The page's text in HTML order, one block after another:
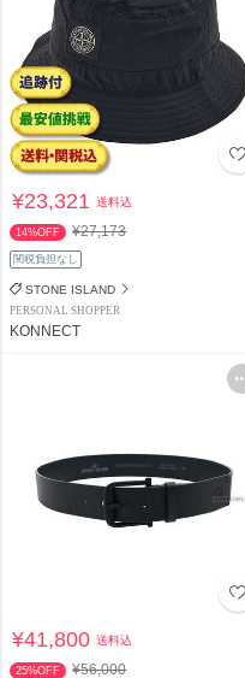
¥23,321送料込
14%OFF ¥27,173
関税負担なし
STONE ISLAND
PERSONAL SHOPPER
KONNECT
¥41,800送料込
25%OFF ¥56,000